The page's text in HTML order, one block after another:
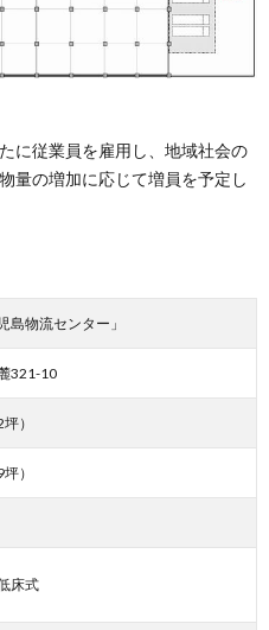
に従業員を雇用し、地域社会の
量の増加に応じて増員を予定し
島物流センター」
321-10
）
）
床式